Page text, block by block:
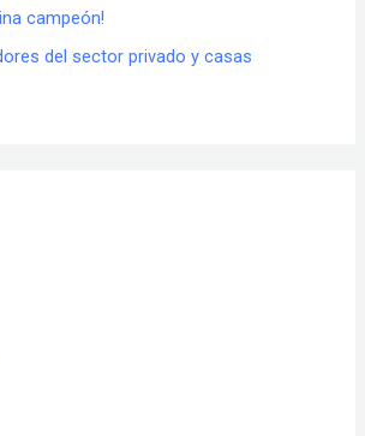
campeón!
del sector privado y casas